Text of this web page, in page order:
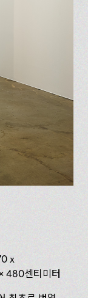
x
480센티미터